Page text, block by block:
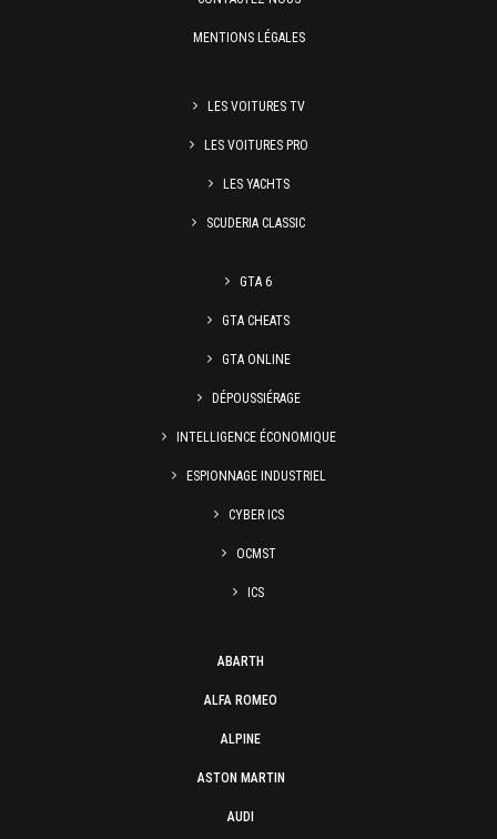
MENTIONS LÉGALES
LES VOITURES TV
LES VOITURES PRO
LES YACHTS
SCUDERIA CLASSIC
GTA 6
GTA CHEATS
GTA ONLINE
DÉPOUSSIÉRAGE
INTELLIGENCE ÉCONOMIQUE
ESPIONNAGE INDUSTRIEL
CYBER ICS
OCMST
ICS
ABARTH
ALFA ROMEO
ALPINE
ASTON MARTIN
AUDI